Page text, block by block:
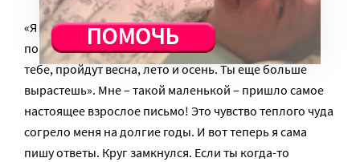
«Я очень обрадовался, когда узнал, что тебе
понравились мои подарки. Когда я снова вернусь к
тебе, пройдут весна, лето и осень. Ты еще больше
вырастешь». Мне – такой маленькой – пришло самое
настоящее взрослое письмо! Это чувство теплого чуда
согрело меня на долгие годы. И вот теперь я сама
пишу ответы. Круг замкнулся. Если ты когда-то